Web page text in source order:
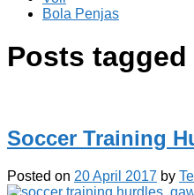
Bola Penjas
Posts
Soccer Training
Posted on 20 April 2017 by